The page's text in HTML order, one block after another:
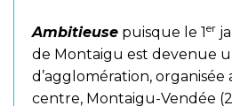
Ambitieuse puisque le 1er
de Montaigu est devenue
d’agglomération,
centre, Montaigu-Vendée